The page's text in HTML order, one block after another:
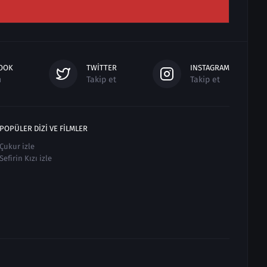
TWITTER
Takip et
INSTAGRAM
Takip et
POPÜLER DIZI VE FILMLER
Çukur izle
Sefirin Kızı izle